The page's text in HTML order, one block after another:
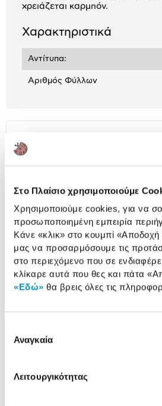
Στο Πλαίσιο χρησιμοποιούμε
Χρησιμοποιούμε cookies, για να
προσωποποιημένη εμπειρία
Κάνε «κλικ» στο κουμπί «Αποδοχή
μας να προσαρμόσουμε τις
στο περιεχόμενο που σε
κλίκαρε αυτά που θες και πάτα
«Εδώ» θα βρεις όλες τις
συγκατάθεσης
Αναγκαία
Λειτουργικότητας
χρειάζεται καρμπόν.
Χαρακτηριστικά
Αντίτυπα:
Αριθμός Φύλλων
παρουσίαση
προϊόντος
Αξιολογήσεις
Αξιολογήσεις
Δες τι κλίκαραν όσοι
προϊόν με εσένα!